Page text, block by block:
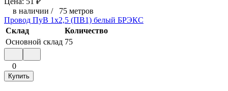
в наличии / 75 метров
Провод ПуВ 1х2,5 (ПВ1) белый БРЭКС
Склад
Количество
Основной склад 75
0
Купить